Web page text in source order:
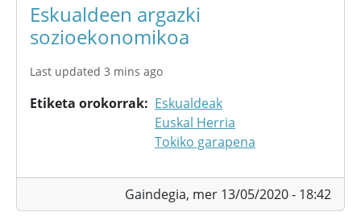
Eskualdeen argazki
sozioekonomikoa
Last updated 3 mins ago
Etiketa orokorrak
Eskualdeak
Euskal Herria
Tokiko garapena
Gaindegia, mer 13/05/2020 - 18:42